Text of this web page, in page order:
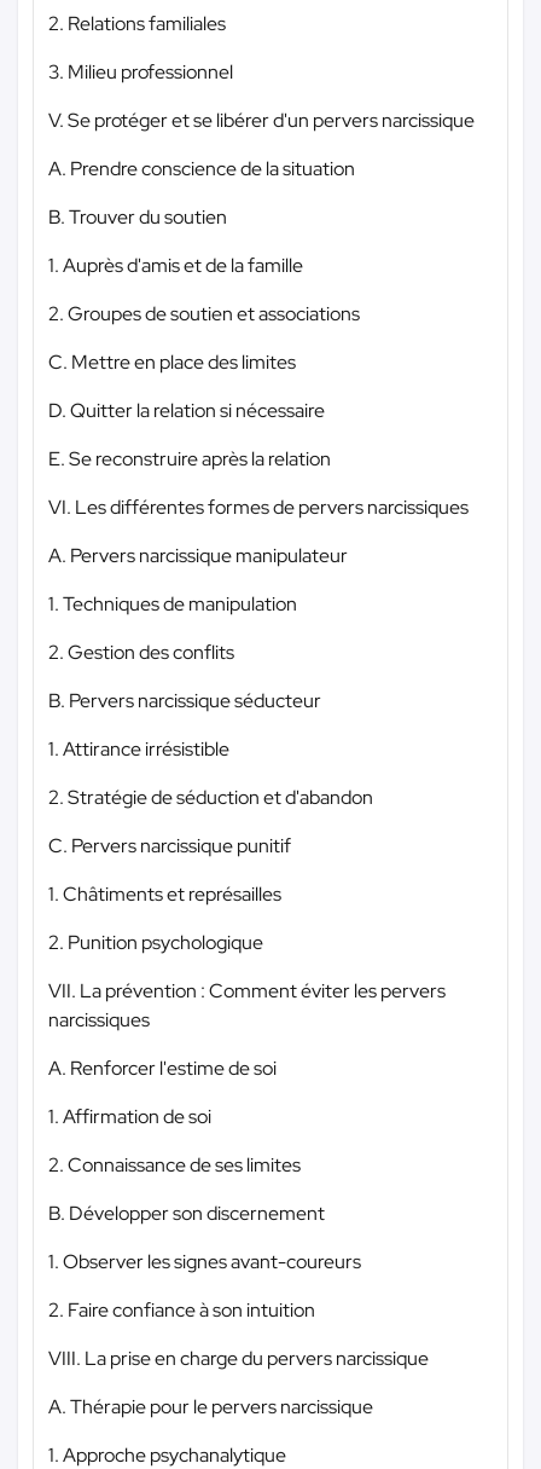
2. Relations familiales
3. Milieu professionnel
V. Se protéger et se libérer d'un pervers narcissique
A. Prendre conscience de la situation
B. Trouver du soutien
1. Auprès d'amis et de la famille
2. Groupes de soutien et associations
C. Mettre en place des limites
D. Quitter la relation si nécessaire
E. Se reconstruire après la relation
VI. Les différentes formes de pervers narcissiques
A. Pervers narcissique manipulateur
1. Techniques de manipulation
2. Gestion des conflits
B. Pervers narcissique séducteur
1. Attirance irrésistible
2. Stratégie de séduction et d'abandon
C. Pervers narcissique punitif
1. Châtiments et représailles
2. Punition psychologique
VII. La prévention : Comment éviter les pervers
narcissiques
A. Renforcer l'estime de soi
1. Affirmation de soi
2. Connaissance de ses limites
B. Développer son discernement
1. Observer les signes avant-coureurs
2. Faire confiance à son intuition
VIII. La prise en charge du pervers narcissique
A. Thérapie pour le pervers narcissique
1. Approche psychanalytique